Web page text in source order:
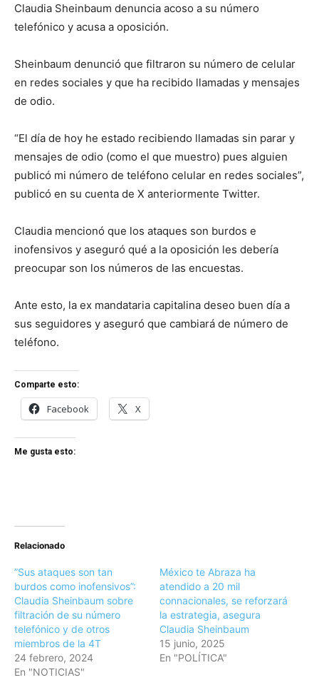
Claudia Sheinbaum denuncia acoso a su número
telefónico y acusa a oposición.
Sheinbaum denunció que filtraron su número de celular
en redes sociales y que ha recibido llamadas y mensajes
de odio.
“El día de hoy he estado recibiendo llamadas sin parar y
mensajes de odio (como el que muestro) pues alguien
publicó mi número de teléfono celular en redes sociales”,
publicó en su cuenta de X anteriormente Twitter.
Claudia mencionó que los ataques son burdos e
inofensivos y aseguró qué a la oposición les debería
preocupar son los números de las encuestas.
Ante esto, la ex mandataria capitalina deseo buen día a
sus seguidores y aseguró que cambiará de número de
teléfono.
Comparte esto:
Facebook X
Me gusta esto:
Relacionado
”Sus ataques son tan
burdos como inofensivos”:
Claudia Sheinbaum sobre
filtración de su número
telefónico y de otros
miembros de la 4T
24 febrero, 2024
En "NOTICIAS"
México te Abraza ha
atendido a 20 mil
connacionales, se reforzará
la estrategia, asegura
Claudia Sheinbaum
15 junio, 2025
En "POLÍTICA"